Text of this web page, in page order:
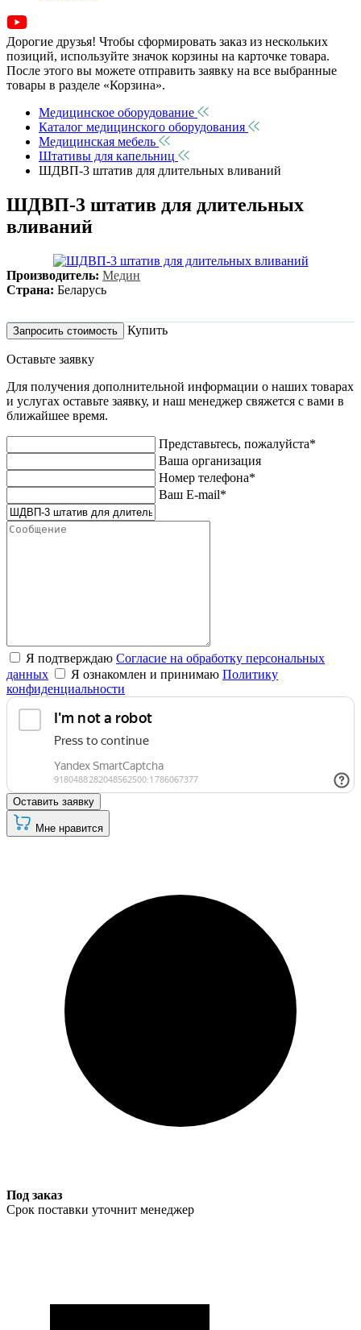
Дорогие друзья! Чтобы сформировать заказ из нескольких
позиций, используйте значок корзины на карточке товара.
После этого вы можете отправить заявку на все выбранные
товары в разделе «Корзина».
Медицинское оборудование
Каталог медицинского оборудования
Медицинская мебель
Штативы для капельниц
ШДВП-3 штатив для длительных вливаний
ШДВП-3 штатив для длительных
вливаний
Производитель: Медин
Страна: Беларусь
Запросить стоимость Купить
Оставьте заявку
Для получения дополнительной информации о наших товарах
и услугах оставьте заявку, и наш менеджер свяжется с вами в
ближайшее время.
Представьтесь, пожалуйста*
Ваша организация
Номер телефона*
Ваш E-mail*
Я подтверждаю Согласие на обработку персональных
данных
Я ознакомлен и принимаю Политику
конфиденциальности
Оставить заявку
Мне нравится
Под заказ
Срок поставки уточнит менеджер